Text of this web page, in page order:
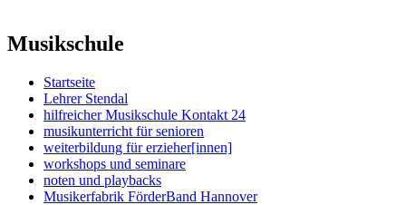
Musikschule
Startseite
Lehrer Stendal
hilfreicher Musikschule Kontakt 24
musikunterricht für senioren
weiterbildung für erzieher[innen]
workshops und seminare
noten und playbacks
Musikerfabrik FörderBand Hannover